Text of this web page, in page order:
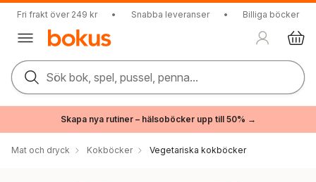
Fri frakt över 249 kr • Snabba leveranser • Billiga böcker
Sök bok, spel, pussel, penna...
Skapa nya rutiner – hälsoböcker upp till 50% →
Mat och dryck Kokböcker Vegetariska kokböcker